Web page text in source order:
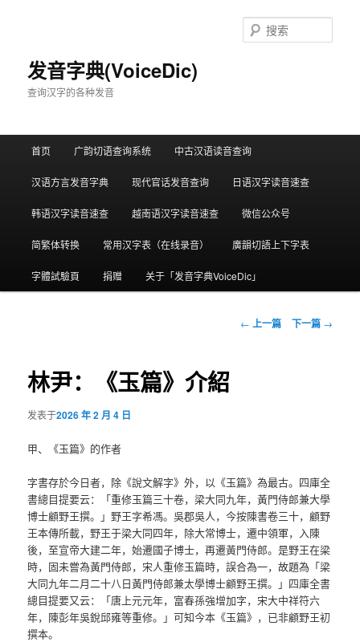
发音字典(VoiceDic)
查询汉字的各种发音
索
首页 广韵切语查询系统 中古汉语读音查询
汉语方言发音字典 现代官话发音查询 日语汉字读音速查
韩语汉字读音速查 越南语汉字读音速查 微信公众号
简繁体转换 常用汉字表（在线录音） 廣韻切語上下字表
字體試驗頁 捐赠 关于「发音字典VoiceDic」
文
← 上一篇 下一篇 →
林尹：《玉篇》介紹
发表于2026 年 2 月 4 日
甲、《玉篇》的作者
字書存於今日者，除《說文解字》外，以《玉篇》為最古。四庫全
書總目提要云：「重修玉篇三十卷，梁大同九年，黃門侍郎兼大學
博士顧野王撰。」野王字希馮。吳郡吳人，今按陳書卷三十，顧野
王本傳所載，野王于梁大同四年，除大常博士，遷中領軍，入陳
後，至宣帝大建二年，始遷國子博士，再遷黃門侍郎。是野王在梁
時，固未嘗為黃門侍郎，宋人重修玉篇時，誤合為一，故題為「梁
大同九年二月二十八日黃門侍郎兼太學博士顧野王撰。」四庫全書
總目提要又云：「唐上元元年，富春孫強增加字，宋大中祥符六
年，陳彭年吳銳邱雍等重修。」可知今本《玉篇》，已非顧野王初
撰本。